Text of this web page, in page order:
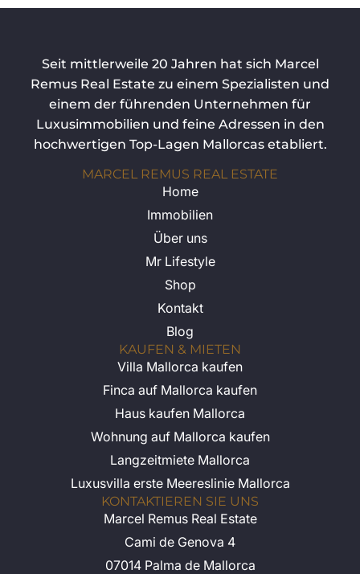
Seit mittlerweile 20 Jahren hat sich Marcel
Remus Real Estate zu einem Spezialisten und
einem der führenden Unternehmen für
Luxusimmobilien und feine Adressen in den
hochwertigen Top-Lagen Mallorcas etabliert.
MARCEL REMUS REAL ESTATE
Home
Immobilien
Über uns
Mr Lifestyle
Shop
Kontakt
Blog
KAUFEN & MIETEN
Villa Mallorca kaufen
Finca auf Mallorca kaufen
Haus kaufen Mallorca
Wohnung auf Mallorca kaufen
Langzeitmiete Mallorca
Luxusvilla erste Meereslinie Mallorca
KONTAKTIEREN SIE UNS
Marcel Remus Real Estate
Cami de Genova 4
07014 Palma de Mallorca